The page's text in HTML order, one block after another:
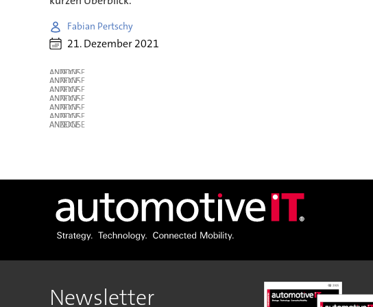
Fabian Pertschy
21. Dezember 2021
ANZEIGE
ANZEIGE
ANZEIGE
ANZEIGE
ANZEIGE
ANZEIGE
ANZEIGE
Newsletter